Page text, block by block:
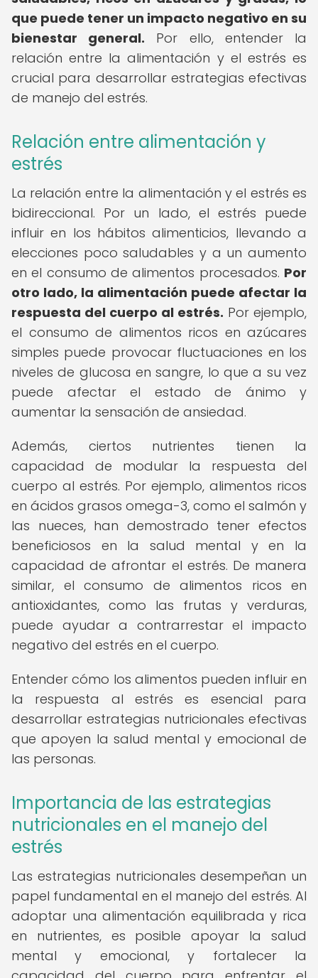
que puede tener un impacto negativo en su
bienestar general. Por ello, entender la
relación entre la alimentación y el estrés es
crucial para desarrollar estrategias efectivas
de manejo del estrés.
Relación entre alimentación y
estrés
La relación entre la alimentación y el estrés es
bidireccional. Por un lado, el estrés puede
influir en los hábitos alimenticios, llevando a
elecciones poco saludables y a un aumento
en el consumo de alimentos procesados. Por
otro lado, la alimentación puede afectar la
respuesta del cuerpo al estrés. Por ejemplo,
el consumo de alimentos ricos en azúcares
simples puede provocar fluctuaciones en los
niveles de glucosa en sangre, lo que a su vez
puede afectar el estado de ánimo y
aumentar la sensación de ansiedad.
Además, ciertos nutrientes tienen la
capacidad de modular la respuesta del
cuerpo al estrés. Por ejemplo, alimentos ricos
en ácidos grasos omega-3, como el salmón y
las nueces, han demostrado tener efectos
beneficiosos en la salud mental y en la
capacidad de afrontar el estrés. De manera
similar, el consumo de alimentos ricos en
antioxidantes, como las frutas y verduras,
puede ayudar a contrarrestar el impacto
negativo del estrés en el cuerpo.
Entender cómo los alimentos pueden influir en
la respuesta al estrés es esencial para
desarrollar estrategias nutricionales efectivas
que apoyen la salud mental y emocional de
las personas.
Importancia de las estrategias
nutricionales en el manejo del
estrés
Las estrategias nutricionales desempeñan un
papel fundamental en el manejo del estrés. Al
adoptar una alimentación equilibrada y rica
en nutrientes, es posible apoyar la salud
mental y emocional, y fortalecer la